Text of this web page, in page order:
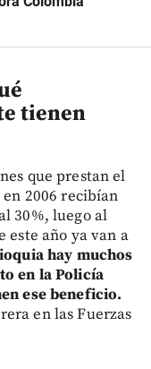
tienen
que prestan el
2006 recibían
30%, luego al
este año ya van a
hay muchos
en la Policía
ese beneficio.
en las Fuerzas